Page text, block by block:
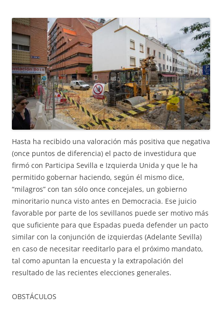
Hasta ha recibido una valoración más positiva que negativa
(once puntos de diferencia) el pacto de investidura que
firmó con Participa Sevilla e Izquierda Unida y que le ha
permitido gobernar haciendo, según él mismo dice,
“milagros” con tan sólo once concejales, un gobierno
minoritario nunca visto antes en Democracia. Ese juicio
favorable por parte de los sevillanos puede ser motivo más
que suficiente para que Espadas pueda defender un pacto
similar con la conjunción de izquierdas (Adelante Sevilla)
en caso de necesitar reeditarlo para el próximo mandato,
tal como apuntan la encuesta y la extrapolación del
resultado de las recientes elecciones generales.
OBSTÁCULOS